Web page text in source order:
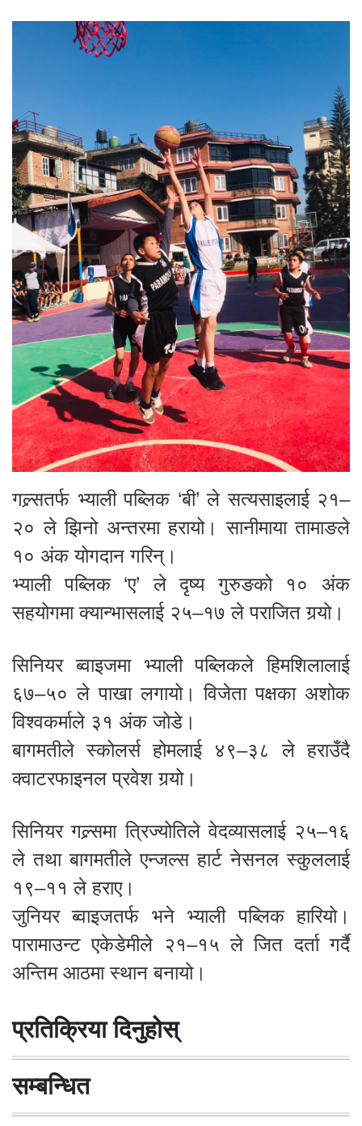
गल्र्सतर्फ भ्याली पब्लिक ‘बी’ ले सत्यसाइलाई २१–
२० ले झिनो अन्तरमा हरायो। सानीमाया तामाङले
१० अंक योगदान गरिन्।
भ्याली पब्लिक ‘ए’ ले दृष्य गुरुङको १० अंक
सहयोगमा क्यान्भासलाई २५–१७ ले पराजित गर्‍यो।
सिनियर ब्वाइजमा भ्याली पब्लिकले हिमशिलालाई
६७–५० ले पाखा लगायो। विजेता पक्षका अशोक
विश्वकर्माले ३१ अंक जोडे।
बागमतीले स्कोलर्स होमलाई ४९–३८ ले हराउँदै
क्वाटरफाइनल प्रवेश गर्‍यो।
सिनियर गल्र्समा त्रिज्योतिले वेदव्यासलाई २५–१६
ले तथा बागमतीले एन्जल्स हार्ट नेसनल स्कुललाई
१९–११ ले हराए।
जुनियर ब्वाइजतर्फ भने भ्याली पब्लिक हारियो।
पारामाउन्ट एकेडेमीले २१–१५ ले जित दर्ता गर्दै
अन्तिम आठमा स्थान बनायो।
प्रतिक्रिया दिनुहोस्
सम्बन्धित